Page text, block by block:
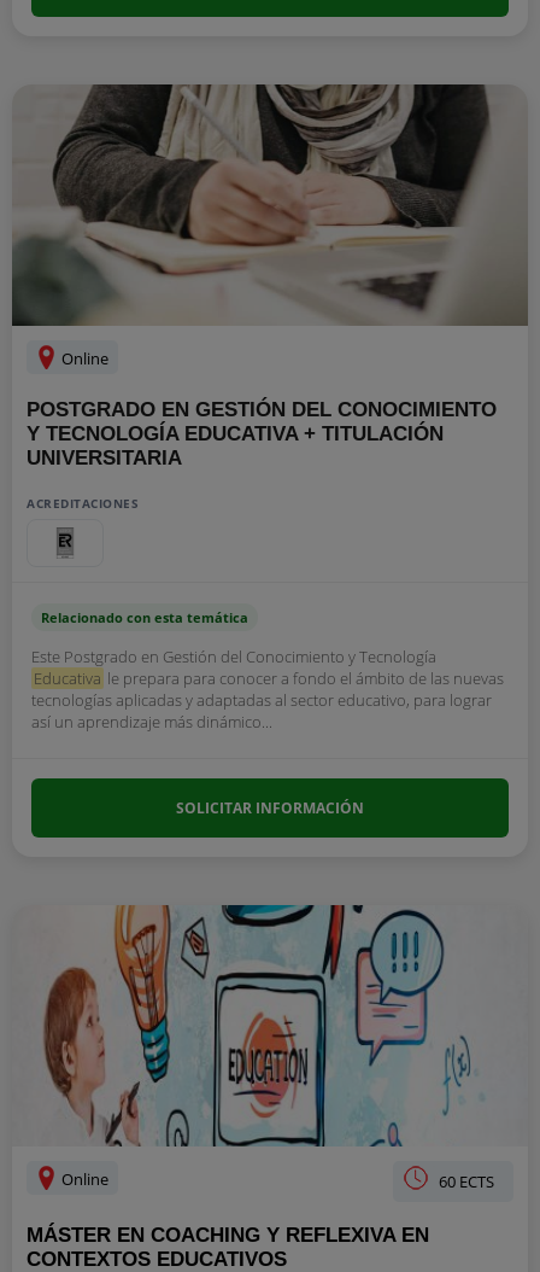
Online
POSTGRADO EN GESTIÓN DEL CONOCIMIENTO
Y TECNOLOGÍA EDUCATIVA + TITULACIÓN
UNIVERSITARIA
ACREDITACIONES
Relacionado con esta temática
Este Postgrado en Gestión del Conocimiento y Tecnología
Educativa le prepara para conocer a fondo el ámbito de las nuevas
tecnologías aplicadas y adaptadas al sector educativo, para lograr
así un aprendizaje más dinámico...
SOLICITAR INFORMACIÓN
Online 60 ECTS
MÁSTER EN COACHING Y REFLEXIVA EN
CONTEXTOS EDUCATIVOS